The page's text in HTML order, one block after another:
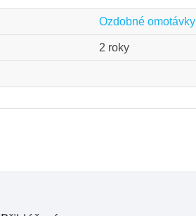
Ozdobné omotávky
2 roky